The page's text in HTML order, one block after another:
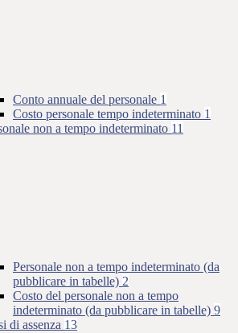
Conto annuale del personale 1
Costo personale tempo indeterminato 1
non a tempo indeterminato 11
Personale non a tempo indeterminato (da
pubblicare in tabelle) 2
Costo del personale non a tempo
indeterminato (da pubblicare in tabelle) 9
di assenza 13